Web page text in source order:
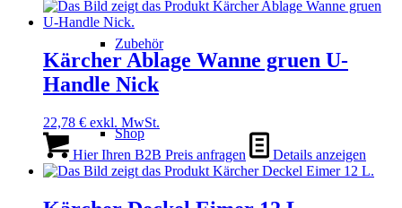
Zubehör
Shop
Kärcher Ablage Wanne gruen U-
Handle Nick
22,78 € exkl. MwSt.
Hier Ihren B2B Preis anfragen Details anzeigen